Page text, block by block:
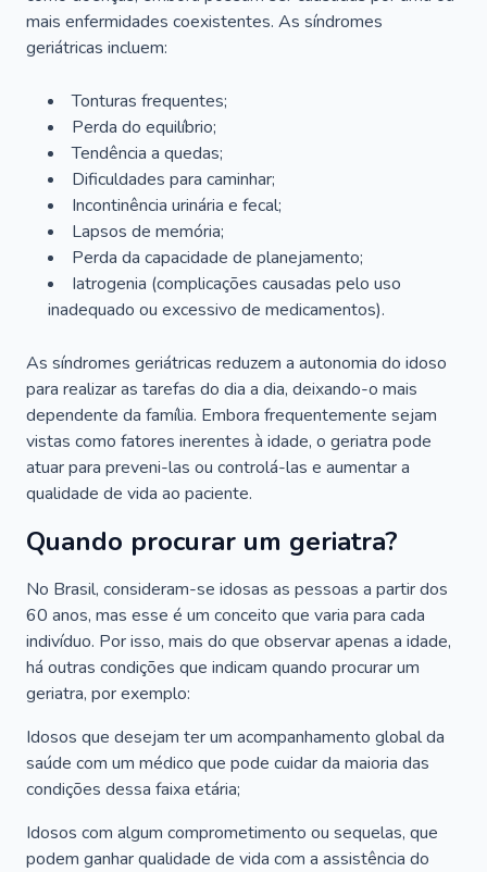
mais enfermidades coexistentes. As síndromes
geriátricas incluem:
Tonturas frequentes;
Perda do equilíbrio;
Tendência a quedas;
Dificuldades para caminhar;
Incontinência urinária e fecal;
Lapsos de memória;
Perda da capacidade de planejamento;
Iatrogenia (complicações causadas pelo uso
inadequado ou excessivo de medicamentos).
As síndromes geriátricas reduzem a autonomia do idoso
para realizar as tarefas do dia a dia, deixando-o mais
dependente da família. Embora frequentemente sejam
vistas como fatores inerentes à idade, o geriatra pode
atuar para preveni-las ou controlá-las e aumentar a
qualidade de vida ao paciente.
Quando procurar um geriatra?
No Brasil, consideram-se idosas as pessoas a partir dos
60 anos, mas esse é um conceito que varia para cada
indivíduo. Por isso, mais do que observar apenas a idade,
há outras condições que indicam quando procurar um
geriatra, por exemplo:
Idosos que desejam ter um acompanhamento global da
saúde com um médico que pode cuidar da maioria das
condições dessa faixa etária;
Idosos com algum comprometimento ou sequelas, que
podem ganhar qualidade de vida com a assistência do